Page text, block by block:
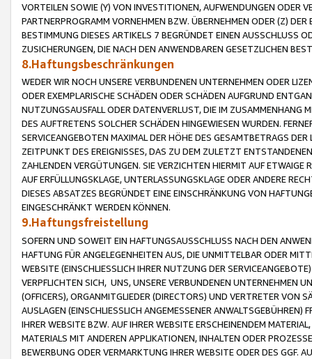
VORTEILEN SOWIE (Y) VON INVESTITIONEN, AUFWENDUNGEN ODER
PARTNERPROGRAMM VORNEHMEN BZW. ÜBERNEHMEN ODER (Z)
BESTIMMUNG DIESES ARTIKELS 7 BEGRÜNDET EINEN AUSSCHLUSS
ZUSICHERUNGEN, DIE NACH DEN ANWENDBAREN GESETZLICHEN
8.Haftungsbeschränkungen
WEDER WIR NOCH UNSERE VERBUNDENEN UNTERNEHMEN ODER
ODER EXEMPLARISCHE SCHÄDEN ODER SCHÄDEN AUFGRUND
NUTZUNGSAUSFALL ODER DATENVERLUST, DIE IM ZUSAMMENHANG
DES AUFTRETENS SOLCHER SCHÄDEN HINGEWIESEN WURDEN.
SERVICEANGEBOTEN MAXIMAL DER HÖHE DES GESAMTBETRAGS
ZEITPUNKT DES EREIGNISSES, DAS ZU DEM ZULETZT
ZAHLENDEN VERGÜTUNGEN. SIE VERZICHTEN HIERMIT AUF
AUF ERFÜLLUNGSKLAGE, UNTERLASSUNGSKLAGE ODER ANDERE
DIESES ABSATZES BEGRÜNDET EINE EINSCHRÄNKUNG VON
EINGESCHRÄNKT WERDEN KÖNNEN.
9.Haftungsfreistellung
SOFERN UND SOWEIT EIN HAFTUNGSAUSSCHLUSS NACH DEN
HAFTUNG FÜR ANGELEGENHEITEN AUS, DIE UNMITTELBAR ODER
WEBSITE (EINSCHLIESSLICH IHRER NUTZUNG DER
VERPFLICHTEN SICH, UNS, UNSERE VERBUNDENEN UNTERNEHMEN
(OFFICERS), ORGANMITGLIEDER (DIRECTORS) UND VERTRETER VON
AUSLAGEN (EINSCHLIESSLICH ANGEMESSENER
IHRER WEBSITE BZW. AUF IHRER WEBSITE ERSCHEINENDEM
MATERIALS MIT ANDEREN APPLIKATIONEN, INHALTEN ODER
BEWERBUNG ODER VERMARKTUNG IHRER WEBSITE ODER DES GGF.